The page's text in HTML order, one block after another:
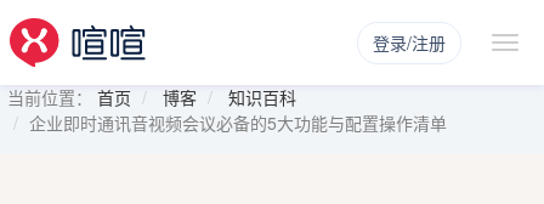
登录/注册
当前位置： 首页 博客
知识百科
企业即时通讯音视频会议必备的5大功能与配置操作清单